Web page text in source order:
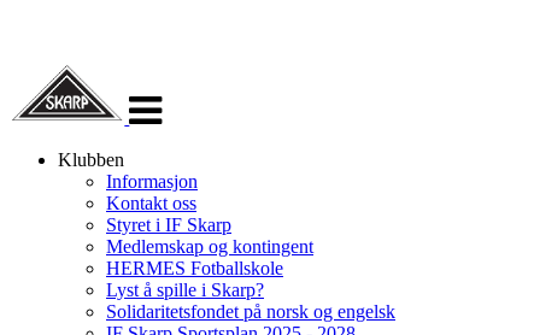
navigasjon
Klubben
Informasjon
Kontakt oss
Styret i IF Skarp
Medlemskap og kontingent
HERMES Fotballskole
Lyst å spille i Skarp?
Solidaritetsfondet på norsk og engelsk